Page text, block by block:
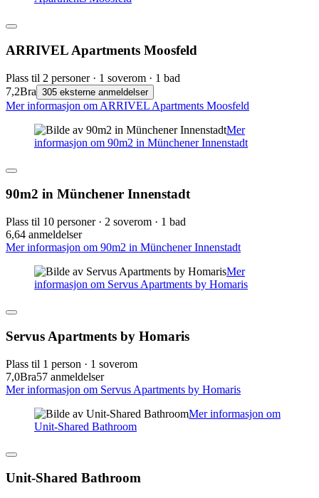
ARRIVEL Apartments Moosfeld
Plass til 2 personer · 1 soverom · 1 bad
7,2Bra 305 eksterne anmeldelser
Mer informasjon om ARRIVEL Apartments Moosfeld
Mer
informasjon om 90m2 in Münchener Innenstadt
90m2 in Münchener Innenstadt
Plass til 10 personer · 2 soverom · 1 bad
6,64 anmeldelser
Mer informasjon om 90m2 in Münchener Innenstadt
Mer
informasjon om Servus Apartments by Homaris
Servus Apartments by Homaris
Plass til 1 person · 1 soverom
7,0Bra57 anmeldelser
Mer informasjon om Servus Apartments by Homaris
Mer informasjon om
Unit-Shared Bathroom
Unit-Shared Bathroom